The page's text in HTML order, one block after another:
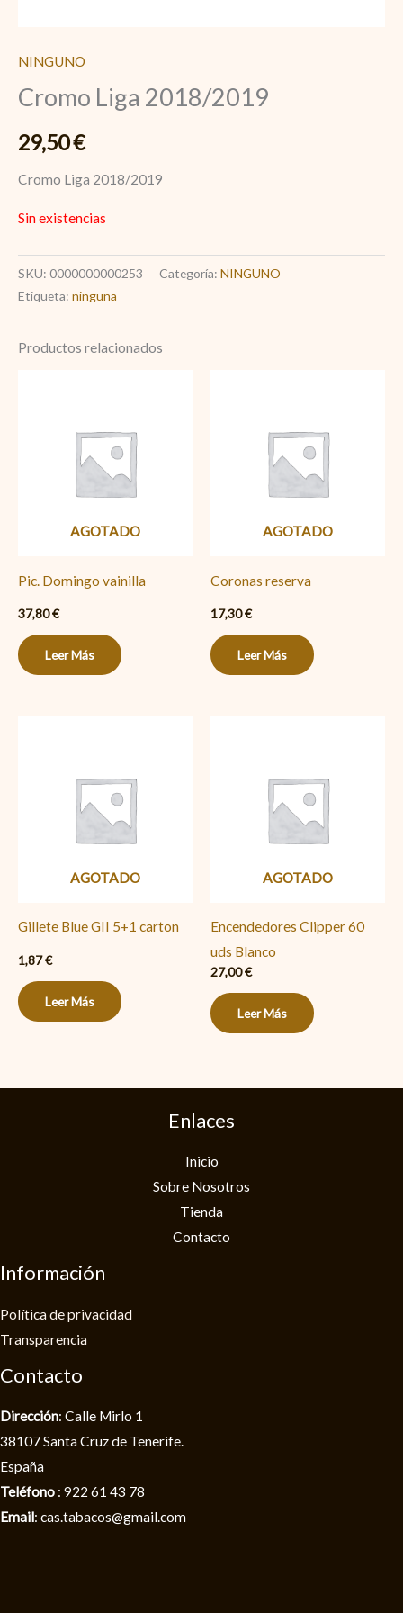
NINGUNO
Cromo Liga 2018/2019
29,50€
Cromo Liga 2018/2019
Sin existencias
SKU: 0000000000253 Categoría: NINGUNO
Etiqueta: ninguna
Productos relacionados
AGOTADO
Pic. Domingo vainilla
37,80€
Leer Más
AGOTADO
Coronas reserva
17,30€
Leer Más
AGOTADO
Gillete Blue GII 5+1 carton
1,87€
Leer Más
AGOTADO
Encendedores Clipper 60
uds Blanco
27,00€
Leer Más
Enlaces
Inicio
Sobre Nosotros
Tienda
Contacto
Información
Política de privacidad​
Transparencia
Contacto
Dirección: Calle Mirlo 1
38107 Santa Cruz de Tenerife.
España
Teléfono : 922 61 43 78
Email: cas.tabacos@gmail.com